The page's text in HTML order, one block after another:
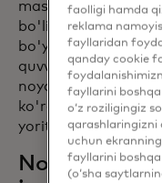
mashinalari va
bo'lishadi, so'ngra
bo'yicha muhim
quvvatlash uchun
noyob Stand Up To
ko'rgazmasi orqali
yoritib turishini
Noyob ishlab
faolligi hamda
reklama
fayllaridan
qanday cookie
fayllarini
o‘z roziligingiz
qarashlaringizni
uchun
fayllarini
(o‘sha